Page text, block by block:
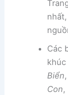
Các
Biển,
Con,